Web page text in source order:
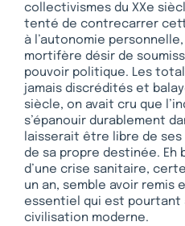
collectivismes du XXe
tenté de contrecarrer
à l’autonomie
mortifère désir de
pouvoir politique. Les
jamais discrédités et
siècle, on avait cru que
s’épanouir durablement
laisserait être libre de
de sa propre destinée. Eh
d’une crise sanitaire,
un an, semble avoir remis
essentiel qui est pourtant
civilisation moderne.